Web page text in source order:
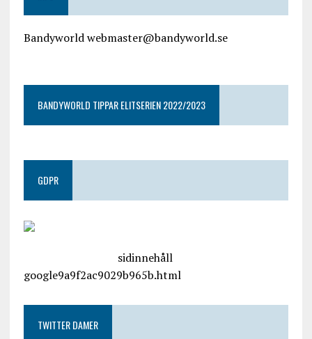
Bandyworld webmaster@bandyworld.se
BANDYWORLD TIPPAR ELITSERIEN 2022/2023
GDPR
sidinnehåll
google9a9f2ac9029b965b.html
TWITTER DAMER